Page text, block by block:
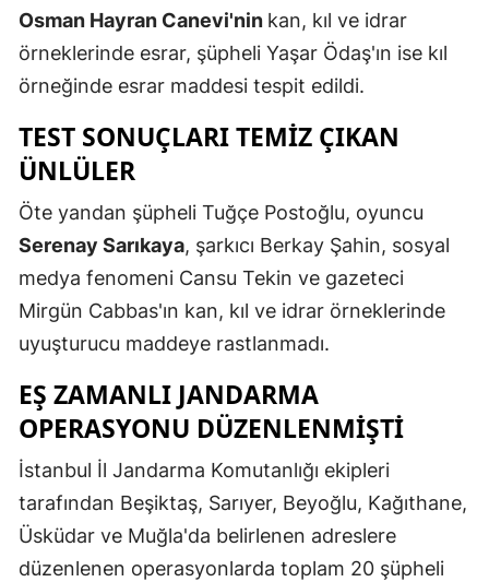
Muş
Nevşehir
Sakarya
Samsun
Sivas
Tokat
Trabzon
Osman Hayran Canevi'nin kan, kıl ve idrar
örneklerinde esrar, şüpheli Yaşar Ödaş'ın ise kıl
örneğinde esrar maddesi tespit edildi.
TEST SONUÇLARI TEMIZ ÇIKAN
ÜNLÜLER
Öte yandan şüpheli Tuğçe Postoğlu, oyuncu
Serenay Sarıkaya, şarkıcı Berkay Şahin, sosyal
medya fenomeni Cansu Tekin ve gazeteci
Mirgün Cabbas'ın kan, kıl ve idrar örneklerinde
uyuşturucu maddeye rastlanmadı.
EŞ ZAMANLI JANDARMA
OPERASYONU DÜZENLENMIŞTI
İstanbul İl Jandarma Komutanlığı ekipleri
tarafından Beşiktaş, Sarıyer, Beyoğlu, Kağıthane,
Üsküdar ve Muğla'da belirlenen adreslere
düzenlenen operasyonlarda toplam 20 şüpheli